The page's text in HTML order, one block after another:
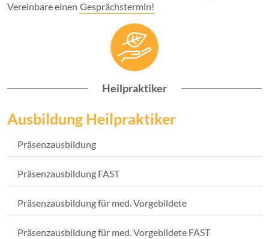
Vereinbare einen Gesprächstermin!
Heilpraktiker
Ausbildung Heilpraktiker
Präsenzausbildung
Präsenzausbildung FAST
Präsenzausbildung für med. Vorgebildete
Präsenzausbildung für med. Vorgebildete FAST